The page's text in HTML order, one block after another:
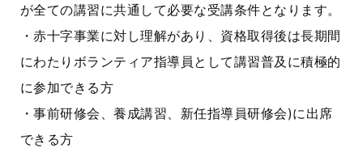
が全ての講習に共通して必要な受講条件となります。
・赤十字事業に対し理解があり、資格取得後は長期間
にわたりボランティア指導員として講習普及に積極的
に参加できる方
・事前研修会、養成講習、新任指導員研修会)に出席
できる方